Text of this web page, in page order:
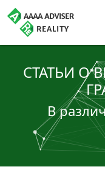
СТАТЬИ О
В